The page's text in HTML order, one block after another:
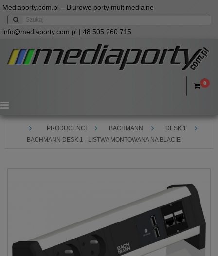
Mediaporty.com.pl – Biurowe porty multimedialne
info@mediaporty.com.pl | 48 505 260 715
0
Menu
PRODUCENCI BACHMANN
DESK 1
BACHMANN DESK 1 - LISTWA MONTOWANA NA BLACIE